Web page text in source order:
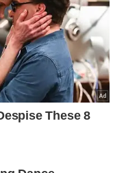
ajuste?
algo não está certo
nos joelhos
na região
ao descer são
dapostura
casos, reduzir a
orientação de